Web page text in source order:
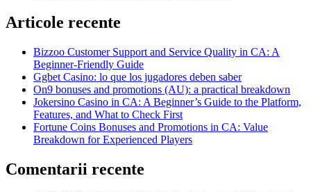
Articole recente
Bizzoo Customer Support and Service Quality in CA: A
Beginner-Friendly Guide
Ggbet Casino: lo que los jugadores deben saber
On9 bonuses and promotions (AU): a practical breakdown
Jokersino Casino in CA: A Beginner’s Guide to the Platform,
Features, and What to Check First
Fortune Coins Bonuses and Promotions in CA: Value
Breakdown for Experienced Players
Comentarii recente